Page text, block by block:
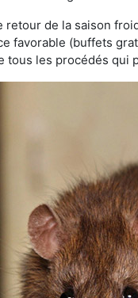
retour de la saison
favorable (buffets
tous les procédés